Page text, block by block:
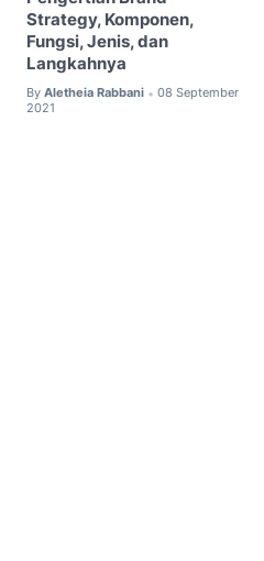
Strategy, Komponen,
Fungsi, Jenis, dan
Langkahnya
By Aletheia Rabbani • 08 September
2021